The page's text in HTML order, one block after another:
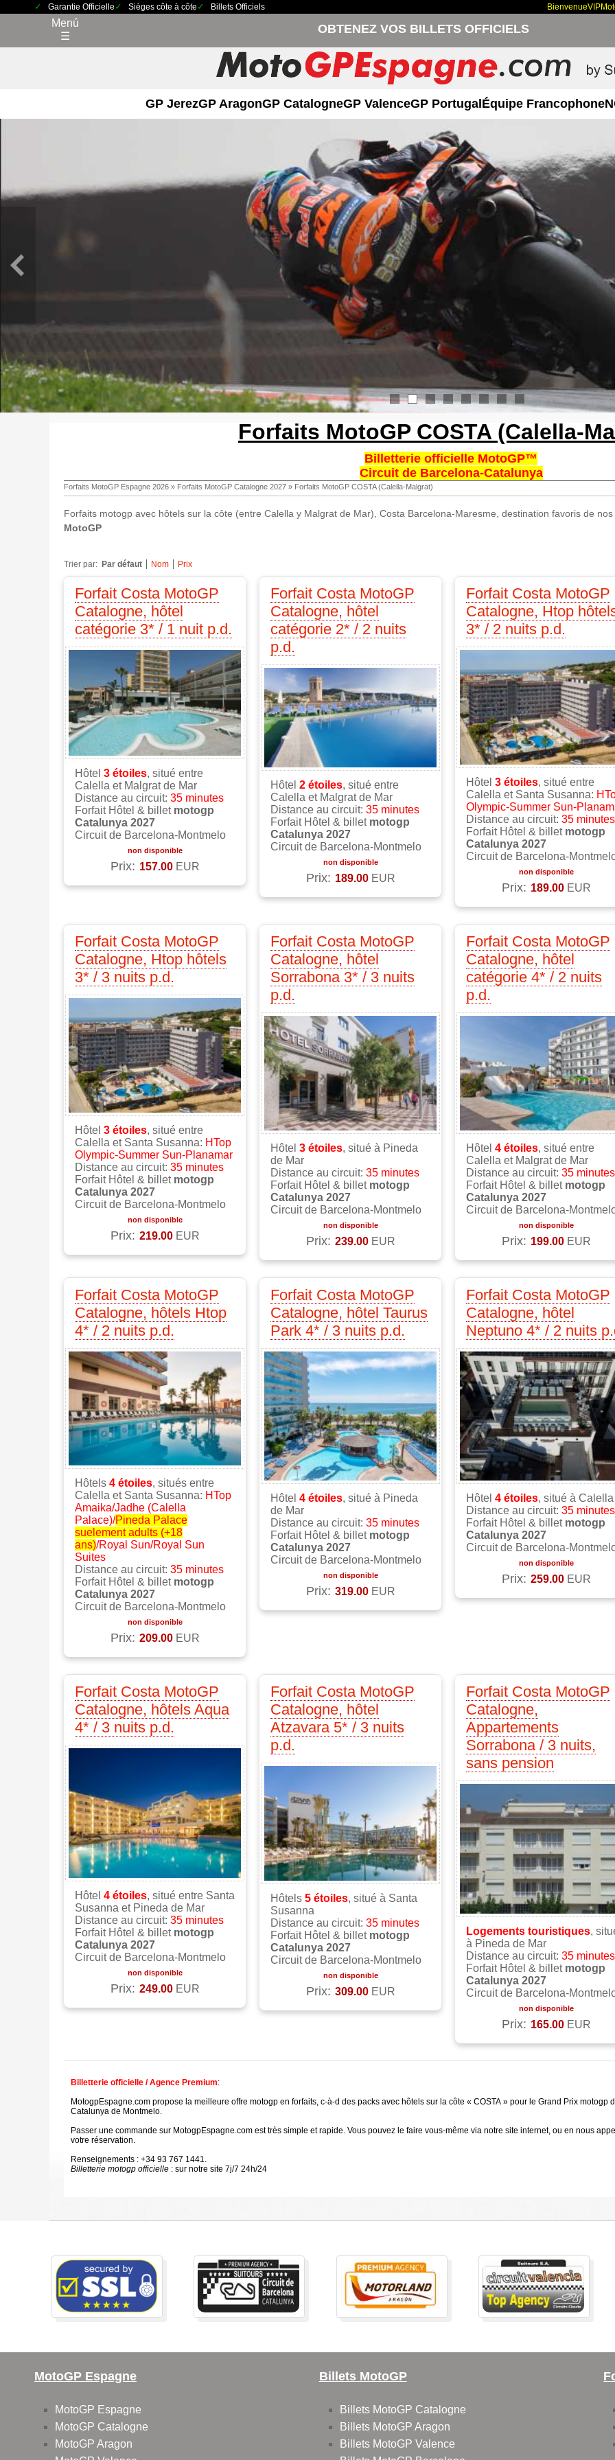
Garantie Officielle Sièges côte à côte Billets Officiels BienvenueVIP
Menú
☰
OBTENEZ VOS BILLETS OFFICIELS
GP JerezGP AragonGP CatalogneGP ValenceGP PortugalÉquipe Francophone
1 3 4
Forfaits MotoGP COSTA (Calella-
Billetterie officielle MotoGP™
Circuit de Barcelona-Catalunya
Forfaits MotoGP Espagne 2026 » Forfaits MotoGP Catalogne 2027 » Forfaits MotoGP COSTA (Calella-Malgrat)
Forfaits motogp avec hôtels sur la côte (entre Calella y Malgrat de Mar), Costa Barcelona-Maresme, destination favoris de
MotoGP
Trier par: Par défaut Nom Prix
Forfait Costa MotoGP
Catalogne, hôtel
catégorie 3* / 1 nuit p.d.
Hôtel 3 étoiles, situé entre
Calella et Malgrat de Mar
Distance au circuit: 35 minutes
Forfait Hôtel & billet motogp
Catalunya 2027
Circuit de Barcelona-Montmelo
non disponible
Prix: 157.00 EUR
Forfait Costa MotoGP
Catalogne, hôtel
catégorie 2* / 2 nuits
p.d.
Hôtel 2 étoiles, situé entre
Calella et Malgrat de Mar
Distance au circuit: 35 minutes
Forfait Hôtel & billet motogp
Catalunya 2027
Circuit de Barcelona-Montmelo
non disponible
Prix: 189.00 EUR
Forfait Costa MotoGP
Catalogne, Htop
3* / 2 nuits p.d.
Hôtel 3 étoiles, situé entre
Calella et Santa Susanna:
Olympic-Summer Sun-
Distance au circuit: 35 minutes
Forfait Hôtel & billet motogp
Catalunya 2027
Circuit de Barcelona-
non disponible
Prix: 189.00 EUR
Forfait Costa MotoGP
Catalogne, Htop hôtels
3* / 3 nuits p.d.
Hôtel 3 étoiles, situé entre
Calella et Santa Susanna: HTop
Olympic-Summer Sun-Planamar
Distance au circuit: 35 minutes
Forfait Hôtel & billet motogp
Catalunya 2027
Circuit de Barcelona-Montmelo
non disponible
Prix: 219.00 EUR
Forfait Costa MotoGP
Catalogne, hôtel
Sorrabona 3* / 3 nuits
p.d.
Hôtel 3 étoiles, situé à Pineda
de Mar
Distance au circuit: 35 minutes
Forfait Hôtel & billet motogp
Catalunya 2027
Circuit de Barcelona-Montmelo
non disponible
Prix: 239.00 EUR
Forfait Costa MotoGP
Catalogne, hôtel
catégorie 4* / 2 nuits
p.d.
Hôtel 4 étoiles, situé entre
Calella et Malgrat de Mar
Distance au circuit: 35 minutes
Forfait Hôtel & billet motogp
Catalunya 2027
Circuit de Barcelona-
non disponible
Prix: 199.00 EUR
Forfait Costa MotoGP
Catalogne, hôtels Htop
4* / 2 nuits p.d.
Hôtels 4 étoiles, situés entre
Calella et Santa Susanna: HTop
Amaika/Jadhe (Calella
Palace)/Pineda Palace
suelement adults (+18
ans)/Royal Sun/Royal Sun
Suites
Distance au circuit: 35 minutes
Forfait Hôtel & billet motogp
Catalunya 2027
Circuit de Barcelona-Montmelo
non disponible
Prix: 209.00 EUR
Forfait Costa MotoGP
Catalogne, hôtel Taurus
Park 4* / 3 nuits p.d.
Hôtel 4 étoiles, situé à Pineda
de Mar
Distance au circuit: 35 minutes
Forfait Hôtel & billet motogp
Catalunya 2027
Circuit de Barcelona-Montmelo
non disponible
Prix: 319.00 EUR
Forfait Costa MotoGP
Catalogne, hôtel
Neptuno 4* / 2 nuits
Hôtel 4 étoiles, situé à Calella
Distance au circuit: 35 minutes
Forfait Hôtel & billet motogp
Catalunya 2027
Circuit de Barcelona-
non disponible
Prix: 259.00 EUR
Forfait Costa MotoGP
Catalogne, hôtels Aqua
4* / 3 nuits p.d.
Hôtel 4 étoiles, situé entre Santa
Susanna et Pineda de Mar
Distance au circuit: 35 minutes
Forfait Hôtel & billet motogp
Catalunya 2027
Circuit de Barcelona-Montmelo
non disponible
Prix: 249.00 EUR
Forfait Costa MotoGP
Catalogne, hôtel
Atzavara 5* / 3 nuits
p.d.
Hôtels 5 étoiles, situé à Santa
Susanna
Distance au circuit: 35 minutes
Forfait Hôtel & billet motogp
Catalunya 2027
Circuit de Barcelona-Montmelo
non disponible
Prix: 309.00 EUR
Forfait Costa MotoGP
Catalogne,
Appartements
Sorrabona / 3 nuits,
sans pension
Logements touristiques,
à Pineda de Mar
Distance au circuit: 35 minutes
Forfait Hôtel & billet motogp
Catalunya 2027
Circuit de Barcelona-
non disponible
Prix: 165.00 EUR
Billetterie officielle / Agence Premium:
MotogpEspagne.com propose la meilleure offre motogp en forfaits, c-à-d des packs avec hôtels sur la côte « COSTA » pour le Grand Prix
Catalunya de Montmelo.
Passer une commande sur MotogpEspagne.com est très simple et rapide. Vous pouvez le faire vous-même via notre site internet, ou en nous
votre réservation.
Renseignements : +34 93 767 1441.
Billetterie motogp officielle : sur notre site 7j/7 24h/24
MotoGP Espagne
MotoGP Espagne
MotoGP Catalogne
MotoGP Aragon
Billets MotoGP
Billets MotoGP Catalogne
Billets MotoGP Aragon
Billets MotoGP Valence